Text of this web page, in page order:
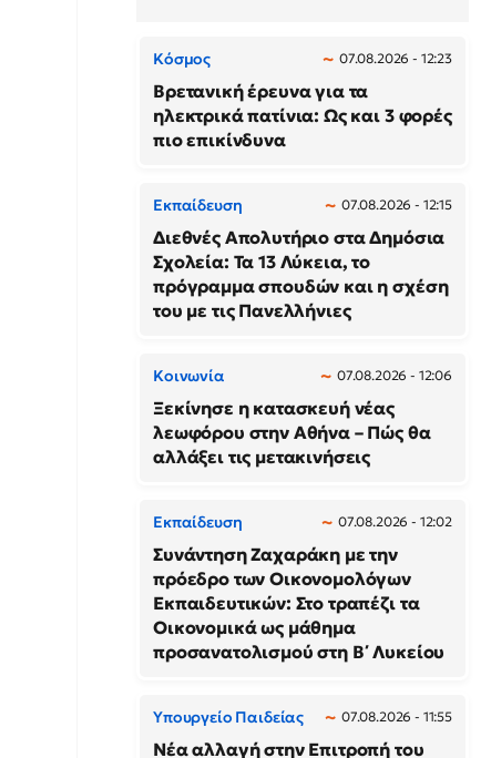
Κόσμος 07.08.2026 - 12:23
Βρετανική έρευνα για τα
ηλεκτρικά πατίνια: Ως και 3 φορές
πιο επικίνδυνα
Εκπαίδευση 07.08.2026 - 12:15
Διεθνές Απολυτήριο στα Δημόσια
Σχολεία: Τα 13 Λύκεια, το
πρόγραμμα σπουδών και η σχέση
του με τις Πανελλήνιες
Κοινωνία 07.08.2026 - 12:06
Ξεκίνησε η κατασκευή νέας
λεωφόρου στην Αθήνα – Πώς θα
αλλάξει τις μετακινήσεις
Εκπαίδευση 07.08.2026 - 12:02
Συνάντηση Ζαχαράκη με την
πρόεδρο των Οικονομολόγων
Εκπαιδευτικών: Στο τραπέζι τα
Οικονομικά ως μάθημα
προσανατολισμού στη Β΄ Λυκείου
Υπουργείο Παιδείας 07.08.2026 - 11:55
Νέα αλλαγή στην Επιτροπή του